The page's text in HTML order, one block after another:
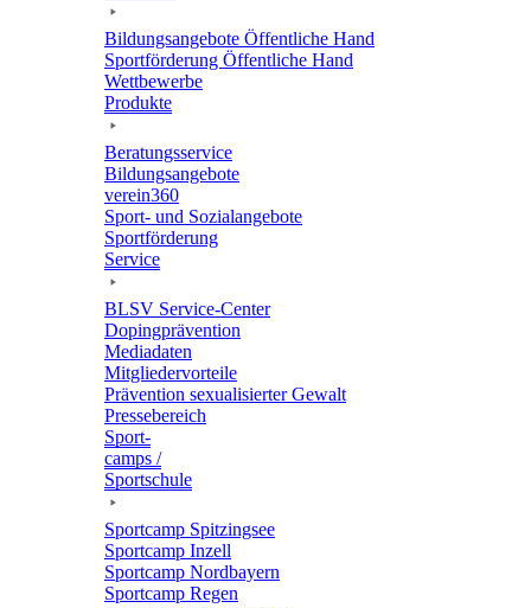
Bildungs­an­ge­bote Öffent­li­che Hand
Sport­för­de­rung Öffent­li­che Hand
Wett­be­werbe
Produkte
Bera­tungs­ser­vice
Bildungs­an­ge­bote
verein360
Sport- und Sozialangebote
Sport­för­de­rung
Service
BLSV Service-Center
Doping­prä­ven­tion
Media­da­ten
Mitglie­der­vor­teile
Präven­tion sexua­li­sier­ter Gewalt
Pres­se­be­reich
Sport­
camps /
Sportschule
Sport­camp Spitzingsee
Sport­camp Inzell
Sport­camp Nordbayern
Sport­camp Regen